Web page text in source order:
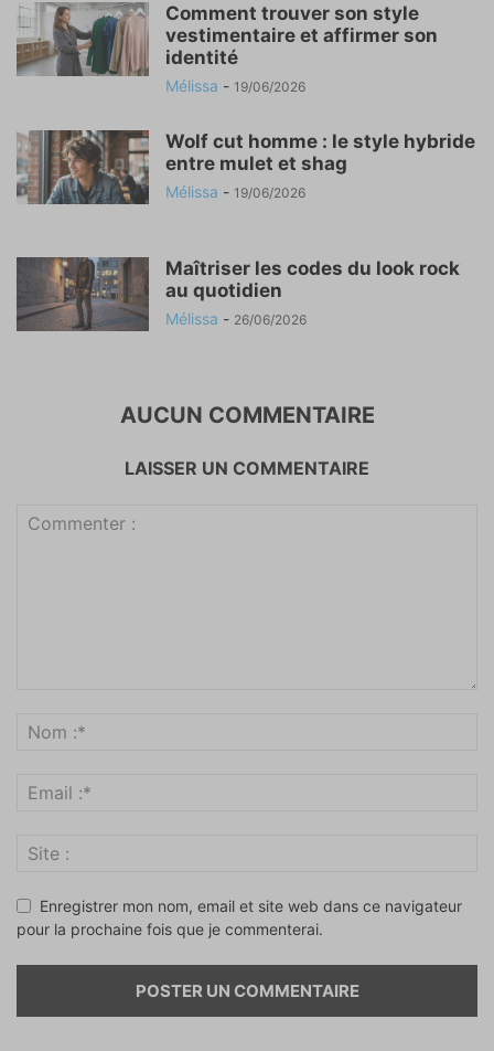
Comment trouver son style
vestimentaire et affirmer son
identité
Mélissa - 19/06/2026
Wolf cut homme : le style hybride
entre mulet et shag
Mélissa - 19/06/2026
Maîtriser les codes du look rock
au quotidien
Mélissa - 26/06/2026
AUCUN COMMENTAIRE
LAISSER UN COMMENTAIRE
Enregistrer mon nom, email et site web dans ce navigateur
pour la prochaine fois que je commenterai.